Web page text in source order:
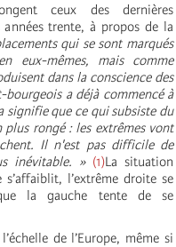
ceux des dernières
trente, à propos de la
qui se sont marqués
eux-mêmes, mais comme
dans la conscience des
a déjà commencé à
signifie que ce qui subsiste du
rongé : les extrêmes vont
Il n'est pas difficile de
inévitable. » (1)La situation
l’extrême droite se
la gauche tente de se
de l’Europe, même si